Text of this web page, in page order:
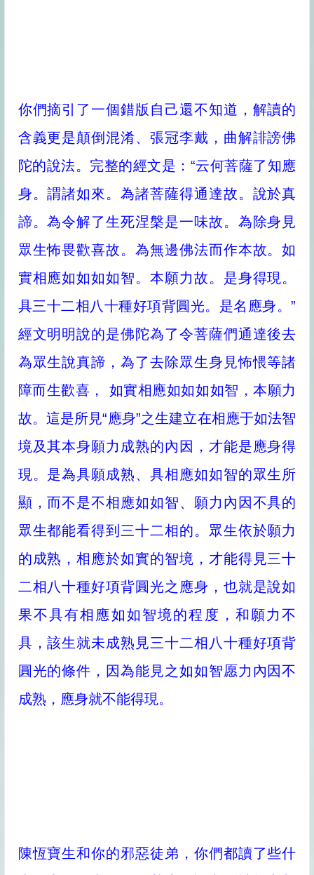
你們摘引了一個錯版自己還不知道，解讀的
含義更是顛倒混淆、張冠李戴，曲解誹謗佛
陀的說法。完整的經文是：“云何菩薩了知應
身。謂諸如來。為諸菩薩得通達故。說於真
諦。為令解了生死涅槃是一味故。為除身見
眾生怖畏歡喜故。為無邊佛法而作本故。如
實相應如如如如智。本願力故。是身得現。
具三十二相八十種好項背圓光。是名應身。”
經文明明說的是佛陀為了令菩薩們通達後去
為眾生說真諦，為了去除眾生身見怖愄等諸
障而生歡喜， 如實相應如如如如智，本願力
故。這是所見“應身”之生建立在相應于如法智
境及其本身願力成熟的內因，才能是應身得
現。是為具願成熟、具相應如如智的眾生所
顯，而不是不相應如如智、願力內因不具的
眾生都能看得到三十二相的。眾生依於願力
的成熟，相應於如實的智境，才能得見三十
二相八十種好項背圓光之應身，也就是說如
果不具有相應如如智境的程度，和願力不
具，該生就未成熟見三十二相八十種好項背
圓光的條件，因為能見之如如智愿力內因不
成熟，應身就不能得現。
陳恆寶生和你的邪惡徒弟，你們都讀了些什